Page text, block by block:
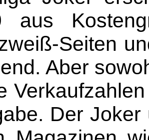
aus
Seiten
Aber
Der